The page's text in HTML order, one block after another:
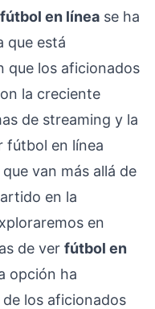
fútbol en línea se ha
que está
que los aficionados
la creciente
de streaming y la
fútbol en línea
van más allá de
en la
en
de ver fútbol en
opción ha
los aficionados